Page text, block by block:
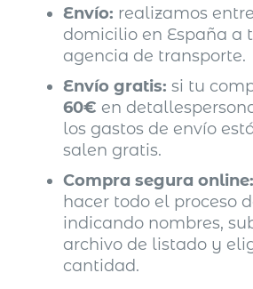
Envío: realizamos
domicilio en España a
agencia de transporte.
Envío gratis: si tu
60€ en
los gastos de envío
salen gratis.
Compra segura online:
hacer todo el proceso
indicando nombres,
archivo de listado y
cantidad.